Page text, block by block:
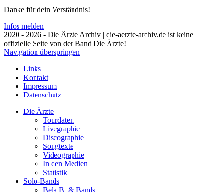
Danke für dein Verständnis!
Infos melden
2020 - 2026 - Die Ärzte Archiv | die-aerzte-archiv.de ist keine
offizielle Seite von der Band Die Ärzte!
Navigation überspringen
Links
Kontakt
Impressum
Datenschutz
Die Ärzte
Tourdaten
Livegraphie
Discographie
Songtexte
Videographie
In den Medien
Statistik
Solo-Bands
Bela B. & Bands